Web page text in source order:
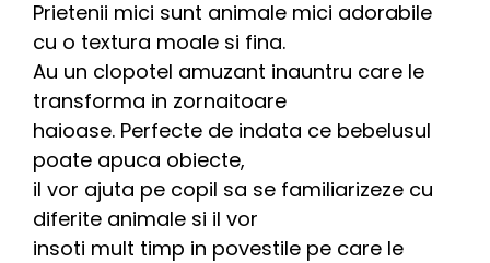
Prietenii mici sunt animale mici adorabile
cu o textura moale si fina.
Au un clopotel amuzant inauntru care le
transforma in zornaitoare
haioase. Perfecte de indata ce bebelusul
poate apuca obiecte,
il vor ajuta pe copil sa se familiarizeze cu
diferite animale si il vor
insoti mult timp in povestile pe care le